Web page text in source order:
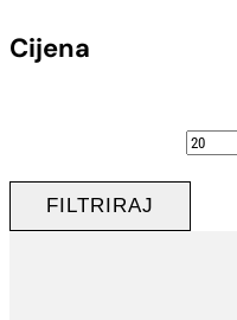
Cijena
Min
cijena
FILTRIRAJ